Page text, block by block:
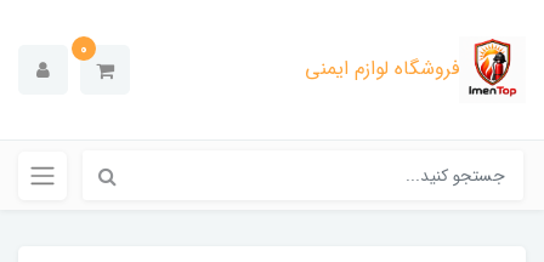
فروشگاه لوازم ایمنی
0